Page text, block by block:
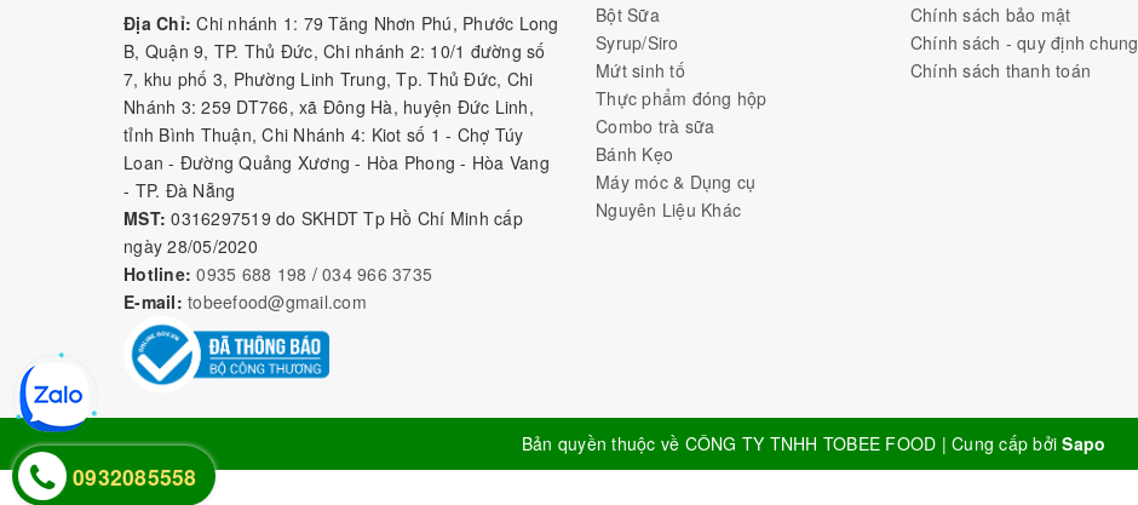
Địa Chỉ: Chi nhánh 1: 79 Tăng Nhơn Phú, Phước Long
B, Quận 9, TP. Thủ Đức, Chi nhánh 2: 10/1 đường số
7, khu phố 3, Phường Linh Trung, Tp. Thủ Đức, Chi
Nhánh 3: 259 DT766, xã Đông Hà, huyện Đức Linh,
tỉnh Bình Thuận, Chi Nhánh 4: Kiot số 1 - Chợ Túy
Loan - Đường Quảng Xương - Hòa Phong - Hòa Vang
- TP. Đà Nẵng
MST: 0316297519 do SKHDT Tp Hồ Chí Minh cấp
ngày 28/05/2020
Hotline: 0935 688 198 / 034 966 3735
E-mail: tobeefood@gmail.com
Bột Sữa
Syrup/Siro
Mứt sinh tố
Thực phẩm đóng hộp
Combo trà sữa
Bánh Kẹo
Máy móc & Dụng cụ
Nguyên Liệu Khác
Chính sách bảo mật
Chính sách - quy định chung
Chính sách thanh toán
Bản quyền thuộc về CÔNG TY TNHH TOBEE FOOD | Cung cấp bởiSapo
0932085558